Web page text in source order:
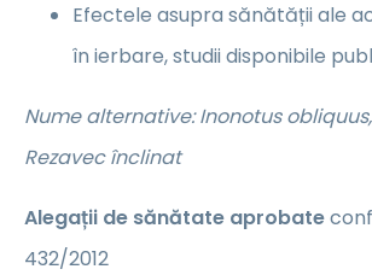
Efectele asupra sănătății ale
în ierbare, studii disponibile
Nume alternative: Inonotus
Rezavec înclinat
Alegații de sănătate aprobate
432/2012